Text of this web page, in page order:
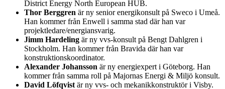
District Energy North European HUB.
Thor Berggren är ny senior energikonsult på Sweco i Umeå.
Han kommer från Enwell i samma stad där han var
projektledare/energiansvarig.
Jimm Hardeling är ny vvs-konsult på Bengt Dahlgren i
Stockholm. Han kommer från Bravida där han var
konstruktionskoordinator.
Alexander Johansson är ny energiexpert i Göteborg. Han
kommer från samma roll på Majornas Energi & Miljö konsult.
David Löfqvist är ny vvs- och mekanikkonstruktör i Visby.